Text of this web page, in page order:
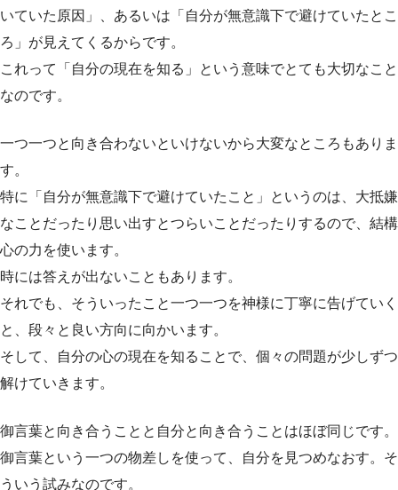
いていた原因」、あるいは「自分が無意識下で避けていたとこ
ろ」が見えてくるからです。
これって「自分の現在を知る」という意味でとても大切なこと
なのです。
一つ一つと向き合わないといけないから大変なところもありま
す。
特に「自分が無意識下で避けていたこと」というのは、大抵嫌
なことだったり思い出すとつらいことだったりするので、結構
心の力を使います。
時には答えが出ないこともあります。
それでも、そういったこと一つ一つを神様に丁寧に告げていく
と、段々と良い方向に向かいます。
そして、自分の心の現在を知ることで、個々の問題が少しずつ
解けていきます。
御言葉と向き合うことと自分と向き合うことはほぼ同じです。
御言葉という一つの物差しを使って、自分を見つめなおす。そ
ういう試みなのです。